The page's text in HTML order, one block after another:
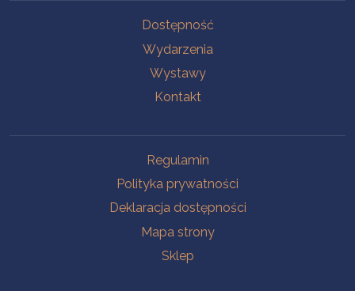
Dostępność
Wydarzenia
Wystawy
Kontakt
Regulamin
Polityka prywatności
Deklaracja dostępności
Mapa strony
Sklep